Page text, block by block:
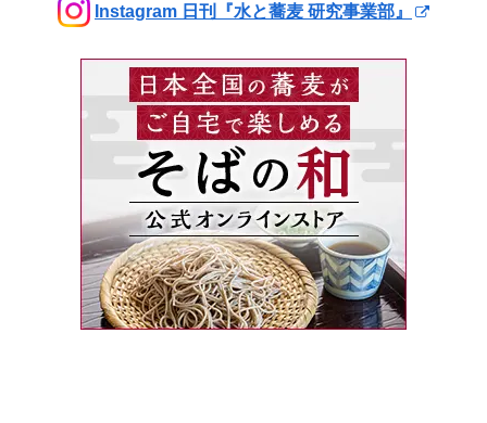
Instagram 日刊『水と蕎麦 研究事業部』